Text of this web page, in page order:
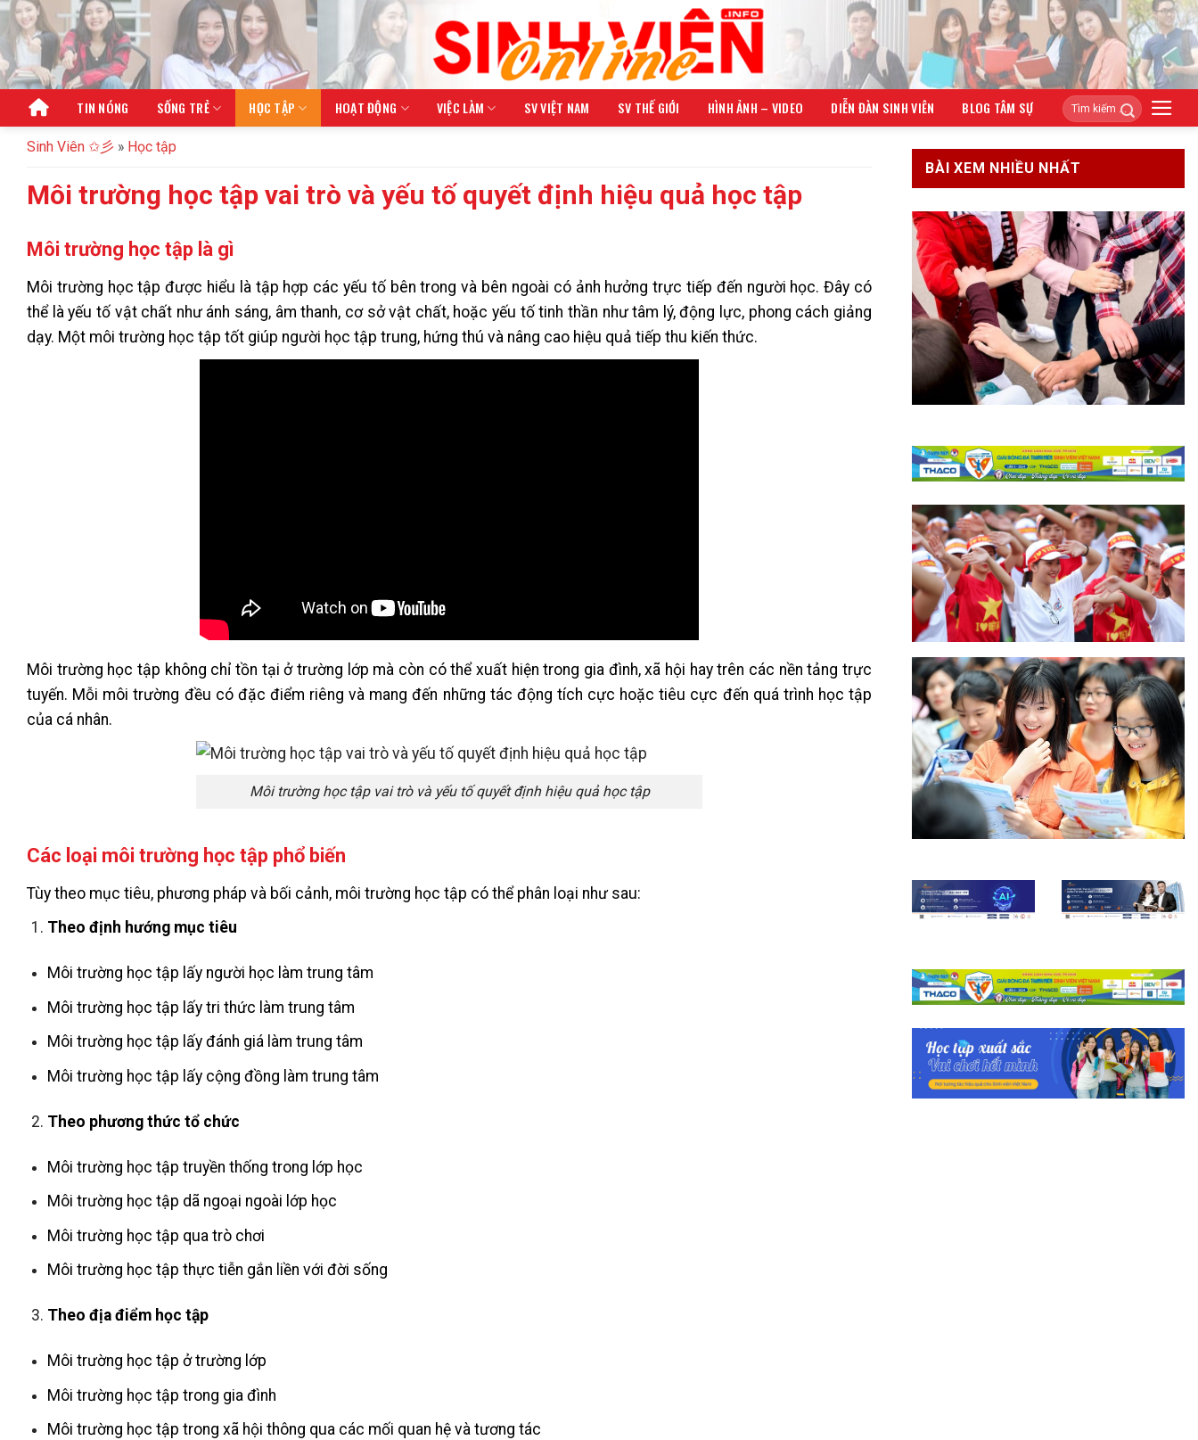
Bỏ
qua
nội
dung
TIN NÓNG SỐNG TRẺ HỌC TẬP HOẠT ĐỘNG VIỆC LÀM SV VIỆT NAM SV THẾ GIỚI HÌNH ẢNH – VIDEO DIỄN ĐÀN SINH VIÊN BLOG TÂM SỰ
Sinh Viên ✩彡 » Học tập
Môi trường học tập vai trò và yếu tố quyết định hiệu quả học tập
Môi trường học tập là gì
Môi trường học tập được hiểu là tập hợp các yếu tố bên trong và bên ngoài có ảnh hưởng trực tiếp đến người học. Đây có
thể là yếu tố vật chất như ánh sáng, âm thanh, cơ sở vật chất, hoặc yếu tố tinh thần như tâm lý, động lực, phong cách giảng
dạy. Một môi trường học tập tốt giúp người học tập trung, hứng thú và nâng cao hiệu quả tiếp thu kiến thức.
Môi trường học tập không chỉ tồn tại ở trường lớp mà còn có thể xuất hiện trong gia đình, xã hội hay trên các nền tảng trực
tuyến. Mỗi môi trường đều có đặc điểm riêng và mang đến những tác động tích cực hoặc tiêu cực đến quá trình học tập
của cá nhân.
Môi trường học tập vai trò và yếu tố quyết định hiệu quả học tập
Các loại môi trường học tập phổ biến
Tùy theo mục tiêu, phương pháp và bối cảnh, môi trường học tập có thể phân loại như sau:
Theo định hướng mục tiêu
Môi trường học tập lấy người học làm trung tâm
Môi trường học tập lấy tri thức làm trung tâm
Môi trường học tập lấy đánh giá làm trung tâm
Môi trường học tập lấy cộng đồng làm trung tâm
Theo phương thức tổ chức
Môi trường học tập truyền thống trong lớp học
Môi trường học tập dã ngoại ngoài lớp học
Môi trường học tập qua trò chơi
Môi trường học tập thực tiễn gắn liền với đời sống
Theo địa điểm học tập
Môi trường học tập ở trường lớp
Môi trường học tập trong gia đình
Môi trường học tập trong xã hội thông qua các mối quan hệ và tương tác
BÀI XEM NHIỀU NHẤT